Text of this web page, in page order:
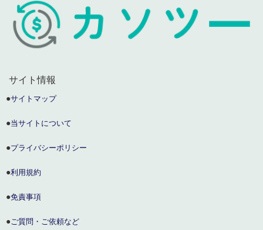
サイト情報
●サイトマップ
●当サイトについて
●プライバシーポリシー
●利用規約
●免責事項
● ご質問・ご依頼など